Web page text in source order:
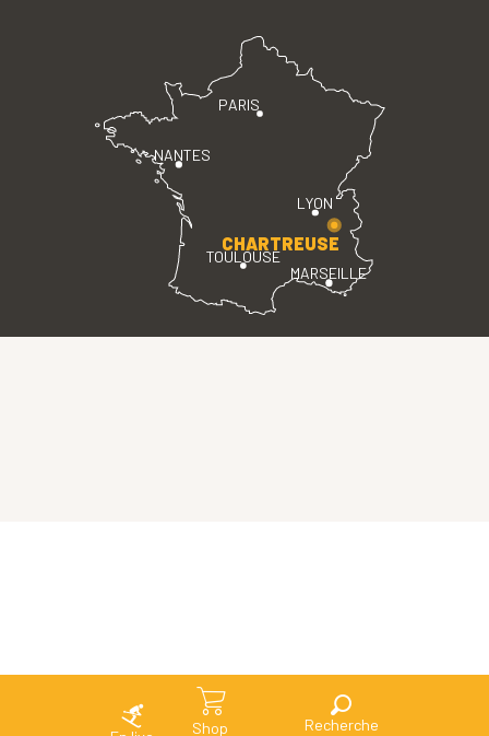
Shop Search
PARIS
LYON
TOULOUSE
MARSEILLE
NANTES
CHARTREUSE